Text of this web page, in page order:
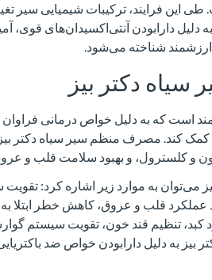
فرایند، ترکیبات شیمیایی سیر
دارابودن آنتی‌اکسیدان‌های قوی،
شناخته می‌شود.
دکتر بیز
است که به دلیل خواص درمانی فراوان
کند. مصرف منظم سیر سیاه دکتر
و کلسترول، و بهبود سلامت قلب و
می‌توان به موارد زیر اشاره کرد:
قلب و عروق، کاهش خطر ابتلا
کبد، تنظیم قند خون، تقویت سیستم
به دلیل دارابودن خواص ضد